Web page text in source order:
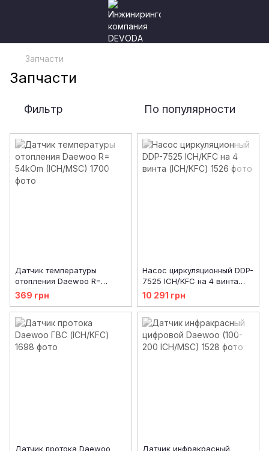
Запчасти
Запчасти
Фильтр По популярности
Датчик температуры
отопления Daewoo R=
54kОm (ICH/MSC)
369 грн
Насос циркуляционный DDP-
7525 ICH/KFC на 4 винта
(ICH/KFC)
10 291 грн
Датчик протока Daewoo
Датчик инфракрасный